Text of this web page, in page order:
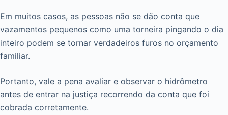
Em muitos casos, as pessoas não se dão conta que
vazamentos pequenos como uma torneira pingando o dia
inteiro podem se tornar verdadeiros furos no orçamento
familiar.
Portanto, vale a pena avaliar e observar o hidrômetro
antes de entrar na justiça recorrendo da conta que foi
cobrada corretamente.